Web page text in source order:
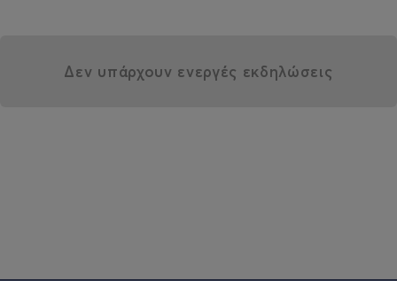
Δεν υπάρχουν ενεργές εκδηλώσεις